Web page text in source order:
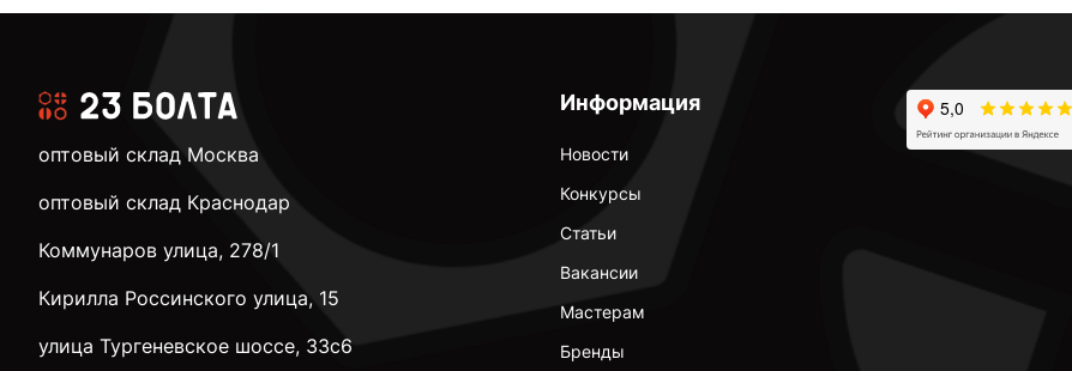
Информация
Новости
Конкурсы
Статьи
Вакансии
Мастерам
Бренды
оптовый склад Москва
оптовый склад Краснодар
Коммунаров улица, 278/1
Кирилла Россинского улица, 15
улица Тургеневское шоссе, 33с6